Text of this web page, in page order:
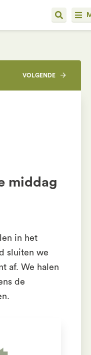
VOLGENDE
middag
in het
sluiten we
af. We halen
de